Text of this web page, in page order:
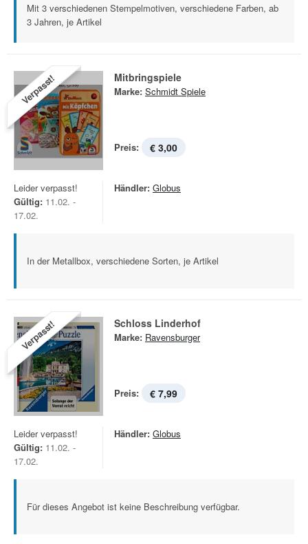
Mit 3 verschiedenen Stempelmotiven, verschiedene Farben, ab
3 Jahren, je Artikel
Verpasst! Mitbringspiele
Marke: Schmidt Spiele
Preis: € 3,00
Leider verpasst!
Gültig: 11.02. -
17.02.
Händler: Globus
In der Metallbox, verschiedene Sorten, je Artikel
Verpasst! Schloss Linderhof
Marke: Ravensburger
Preis: € 7,99
Leider verpasst!
Gültig: 11.02. -
17.02.
Händler: Globus
Für dieses Angebot ist keine Beschreibung verfügbar.